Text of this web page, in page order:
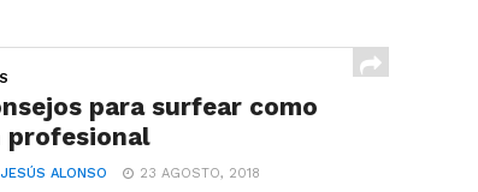
para surfear como
profesional
JESÚS ALONSO 23 AGOSTO, 2018